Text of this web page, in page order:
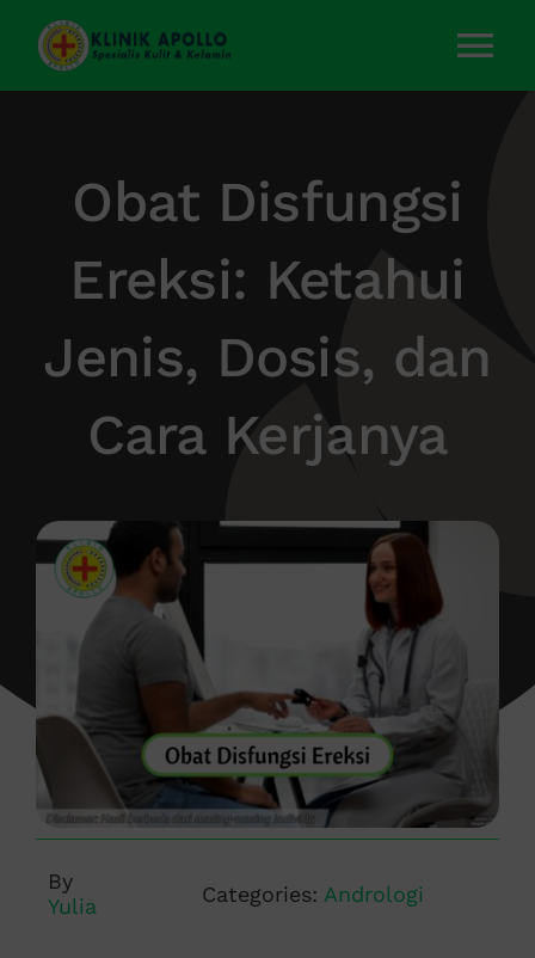
Skip
content
Layanan Kami
Tentang Kami
Artikel
Kontak Kami
Obat Disfungsi
Ereksi: Ketahui
Jenis, Dosis, dan
Cara Kerjanya
By
Yulia
Categories: Andrologi